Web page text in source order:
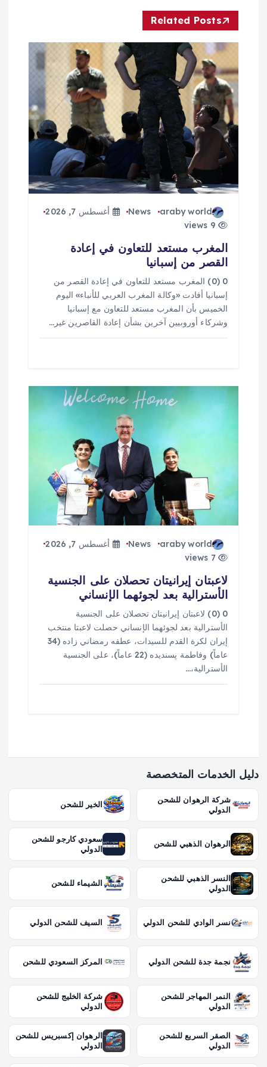
م
ق
Related Posts
araby world
News
أغسطس 7, 2026
9 views
المغرب مستعد للتعاون في إعادة
القصر من إسبانيا
0 (0) المغرب مستعد للتعاون في إعادة القصر من
إسبانيا أفادت «وكالة المغرب العربي للأنباء» اليوم
الخميس بأن المغرب مستعد للتعاون مع إسبانيا
وشركاء أوروبيين آخرين بشأن إعادة القاصرين غير…
araby world
News
أغسطس 7, 2026
7 views
لاعبتان إيرانيتان تحصلان على الجنسية
الأسترالية بعد لجوئهما الإنساني
0 (0) لاعبتان إيرانيتان تحصلان على الجنسية
الأسترالية بعد لجوئهما الإنساني حصلت لاعبتا منتخب
إيران لكرة القدم للسيدات، عطفه رمضاني زاده (34
عاماً) وفاطمة پسنديده (22 عاماً)، على الجنسية
الأسترالية،…
دليل الخدمات المتخصصة
شركة الرهوان للشحن
الدولي
الخير للشحن
الرهوان الذهبي للشحن
سعودي كارجو للشحن
الدولي
النسر الذهبي للشحن
الدولي
الشيماء للشحن
نسر الوادي للشحن الدولي السيف للشحن الدولي
نجمة جدة للشحن الدولي المركز السعودي للشحن
النمر المهاجر للشحن
الدولي
شركة الخليج للشحن
الدولي
الصقر السريع للشحن
الدولي
الرهوان إكسبريس للشحن
الدولي